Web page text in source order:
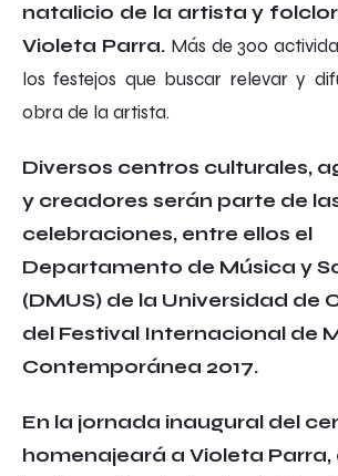
natalicio de la artista y
Violeta Parra.Más de 300
los festejos que buscar relevar y
obra de la artista.
Diversos centros culturales,
y creadores serán parte de
celebraciones, entre ellos el
Departamento de Música y
(DMUS) de la Universidad de
del Festival Internacional de
Contemporánea 2017.
En la jornada inaugural del
homenajeará a Violeta Parra,